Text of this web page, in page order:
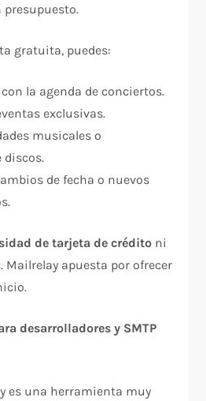
gratuita, puedes:
la agenda de conciertos.
exclusivas.
musicales o
discos.
de fecha o nuevos
de tarjeta de crédito ni
Mailrelay apuesta por ofrecer
desarrolladores y SMTP
es una herramienta muy